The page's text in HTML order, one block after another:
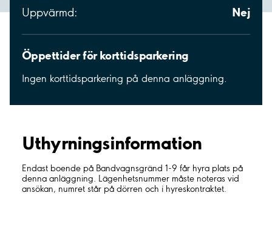
Uppvärmd: Nej
Öppettider för korttidsparkering
Ingen korttidsparkering på denna anläggning.
Uthyrnings­information
Endast boende på Bandvagnsgränd 1-9 får hyra plats på
denna anläggning. Lägenhetsnummer måste noteras vid
ansökan, numret står på dörren och i hyreskontraktet.